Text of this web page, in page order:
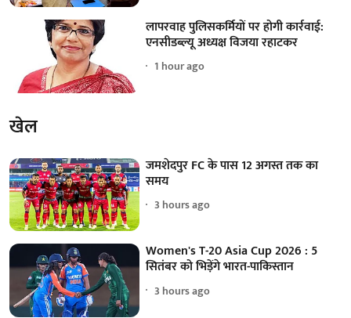
लापरवाह पुलिसकर्मियों पर होगी कार्रवाई:
एनसीडब्ल्यू अध्यक्ष विजया रहाटकर
1 hour ago
खेल
जमशेदपुर FC के पास 12 अगस्त तक का
समय
3 hours ago
Women's T-20 Asia Cup 2026 : 5
सितंबर को भिड़ेंगे भारत-पाकिस्तान
3 hours ago